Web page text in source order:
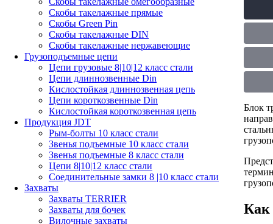
Скобы такелажные прямые
Скобы Green Pin
Скобы такелажные DIN
Скобы такелажные нержавеющие
Грузоподъемные цепи
Цепи грузовые 8|10|12 класс стали
Цепи длиннозвенные Din
Кислостойкая длиннозвенная цепь
Цепи короткозвенные Din
Кислостойкая короткозвенная цепь
Продукция JDT
Рым-болты 10 класс стали
Звенья подъемные 10 класс стали
Звенья подъемные 8 класс стали
Цепи 8|10|12 класс стали
Соединительные замки 8 |10 класс стали
Захваты
Захваты TERRIER
Захваты для бочек
Вилочные захваты
Блок
Как